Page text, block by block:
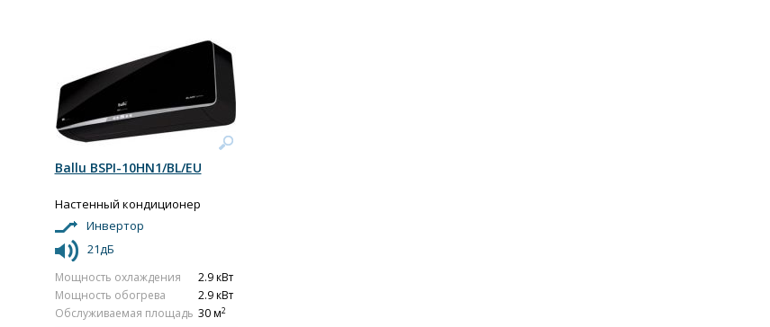
Ballu BSPI-10HN1/BL/EU
Настенный кондиционер
Инвертор
21дБ
Мощность охлаждения
2.9 кВт
Мощность обогрева
2.9 кВт
Обслуживаемая площадь 30 м2